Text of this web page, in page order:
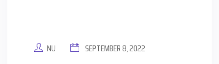
NU SEPTEMBER 8, 2022